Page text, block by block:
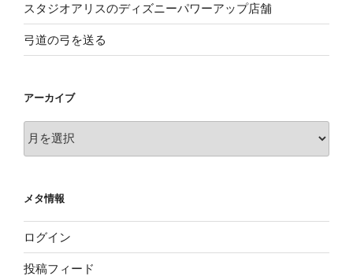
スタジオアリスのディズニーパワーアップ店舗
弓道の弓を送る
アーカイブ
ー
ブ
メタ情報
ログイン
投稿フィード